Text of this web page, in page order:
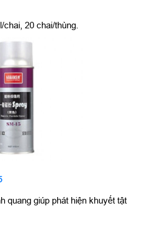
20 chai/thùng.
quang giúp phát hiện khuyết tật